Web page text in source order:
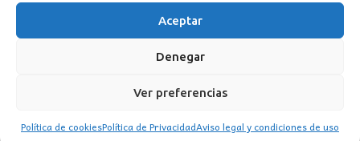
Aceptar
Denegar
Ver preferencias
Política de cookiesPolítica de PrivacidadAviso legal y condiciones de uso